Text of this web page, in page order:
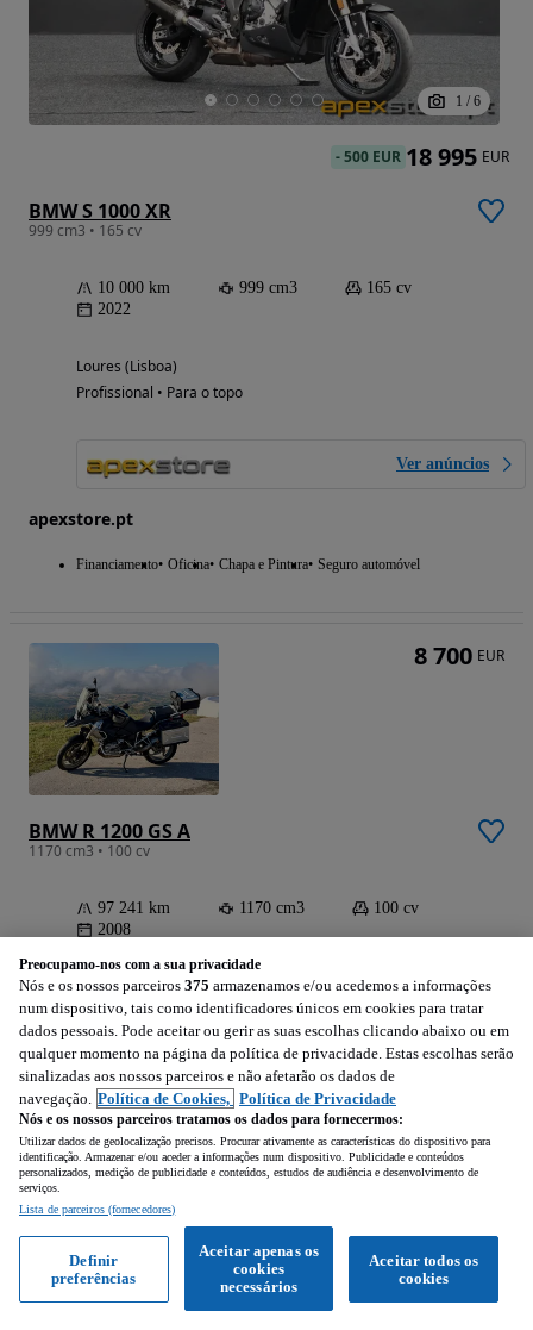
1 / 6
BMW S 1000 XR
999 cm3 • 165 cv
10 000 km 999 cm3
165 cv
2022
Loures (Lisboa)
Profissional • Para o topo
Ver anúncios
apexstore.pt
Financiamento Oficina Chapa e Pintura Seguro automóvel
-500 EUR 18 995 EUR
BMW R 1200 GS A
1170 cm3 • 100 cv
97 241 km 1170 cm3
100 cv
2008
Enxara do Bispo, Gradil e Vila Franca do Rosário (Lisboa)
Particular • Para o topo
8 700 EUR
18 800 EUR
Preocupamo-nos com a sua privacidade
Nós e os nossos parceiros 375 armazenamos e/ou acedemos a informações
num dispositivo, tais como identificadores únicos em cookies para tratar
dados pessoais. Pode aceitar ou gerir as suas escolhas clicando abaixo ou em
qualquer momento na página da política de privacidade. Estas escolhas serão
sinalizadas aos nossos parceiros e não afetarão os dados de
navegação. Política de Cookies, Política de Privacidade
Nós e os nossos parceiros tratamos os dados para fornecermos:
Utilizar dados de geolocalização precisos. Procurar ativamente as características do dispositivo para
identificação. Armazenar e/ou aceder a informações num dispositivo. Publicidade e conteúdos
personalizados, medição de publicidade e conteúdos, estudos de audiência e desenvolvimento de
serviços.
Lista de parceiros (fornecedores)
Aceitar todos os
cookies
Aceitar apenas os
cookies
necessários
Definir
preferências